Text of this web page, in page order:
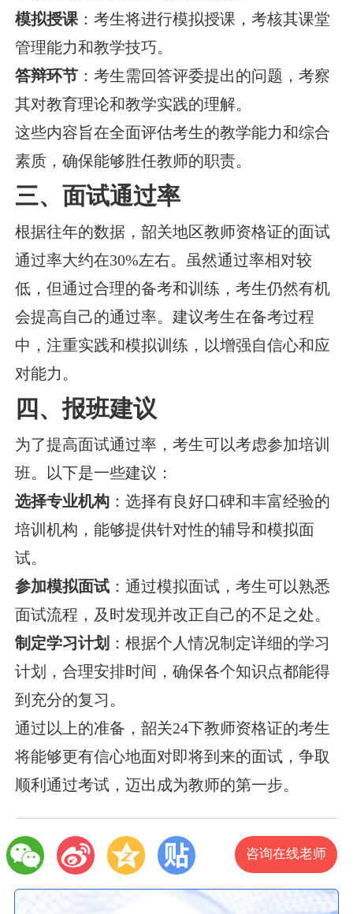
模拟授课：考生将进行模拟授课，考核其课堂
管理能力和教学技巧。
答辩环节 ：考生需回答评委提出的问题，考察
其对教育理论和教学实践的理解。
这些内容旨在全面评估考生的教学能力和综合
素质，确保能够胜任教师的职责。
三、面试通过率
根据往年的数据，韶关地区教师资格证的面试
通过率大约在30%左右。虽然通过率相对较
低，但通过合理的备考和训练，考生仍然有机
会提高自己的通过率。建议考生在备考过程
中，注重实践和模拟训练，以增强自信心和应
对能力。
四、报班建议
为了提高面试通过率，考生可以考虑参加培训
班。以下是一些建议：
选择专业机构 ：选择有良好口碑和丰富经验的
培训机构，能够提供针对性的辅导和模拟面
试。
参加模拟面试 ：通过模拟面试，考生可以熟悉
面试流程，及时发现并改正自己的不足之处。
制定学习计划 ：根据个人情况制定详细的学习
计划，合理安排时间，确保各个知识点都能得
到充分的复习。
通过以上的准备，韶关24下教师资格证的考生
将能够更有信心地面对即将到来的面试，争取
顺利通过考试，迈出成为教师的第一步。
咨询在线老师